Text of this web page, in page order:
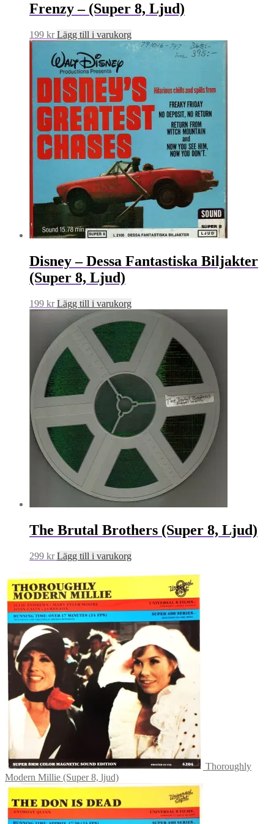
Frenzy – (Super 8, Ljud)
199 kr Lägg till i varukorg
Disney – Dessa Fantastiska Biljakter
(Super 8, Ljud)
199 kr Lägg till i varukorg
The Brutal Brothers (Super 8, Ljud)
299 kr Lägg till i varukorg
Thoroughly
Modern Millie (Super 8, ljud)